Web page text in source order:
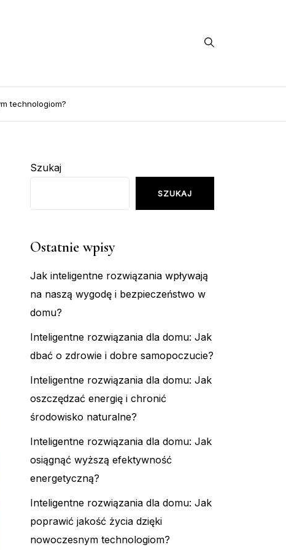
technologiom?
Szukaj
SZUKAJ
Ostatnie wpisy
Jak inteligentne rozwiązania wpływają
na naszą wygodę i bezpieczeństwo w
domu?
Inteligentne rozwiązania dla domu: Jak
dbać o zdrowie i dobre samopoczucie?
Inteligentne rozwiązania dla domu: Jak
oszczędzać energię i chronić
środowisko naturalne?
Inteligentne rozwiązania dla domu: Jak
osiągnąć wyższą efektywność
energetyczną?
Inteligentne rozwiązania dla domu: Jak
poprawić jakość życia dzięki
nowoczesnym technologiom?